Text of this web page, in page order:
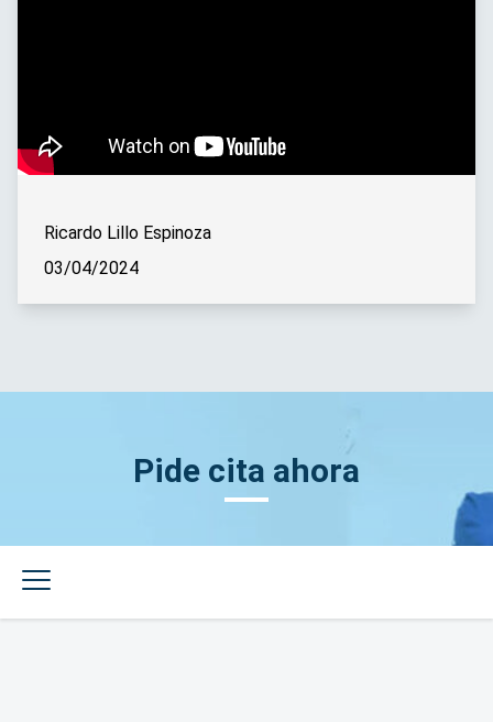
Ricardo Lillo Espinoza
03/04/2024
Pide cita ahora